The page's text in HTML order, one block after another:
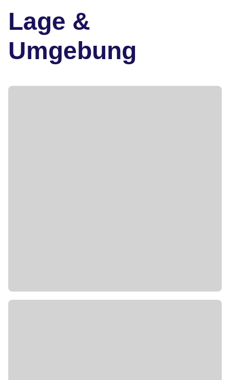
Lage &
Umgebung